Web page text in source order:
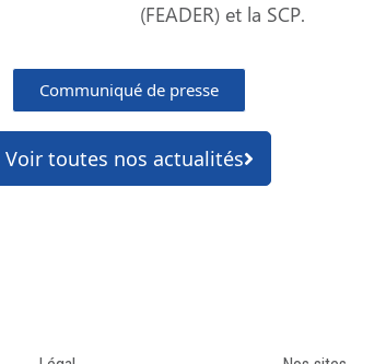
(FEADER) et la SCP.
Communiqué de presse
Voir toutes nos actualités